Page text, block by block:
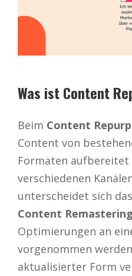
Was ist Content
Beim Content
Content von
Formaten aufbereitet
verschiedenen
unterscheidet sich
Content
Optimierungen an
vorgenommen
aktualisierter Form